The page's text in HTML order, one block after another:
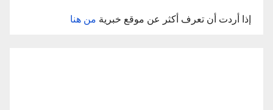
إذا أردت أن تعرف أكثر عن موقع خبرية من هنا